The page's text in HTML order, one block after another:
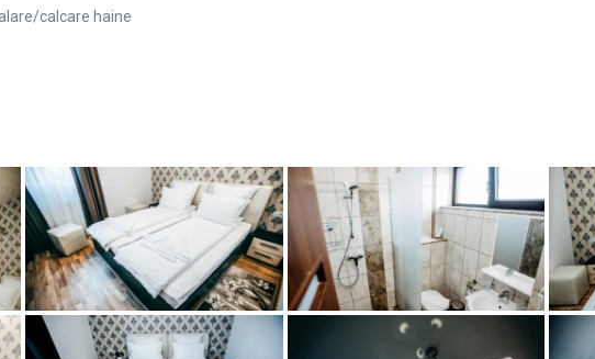
calcare haine